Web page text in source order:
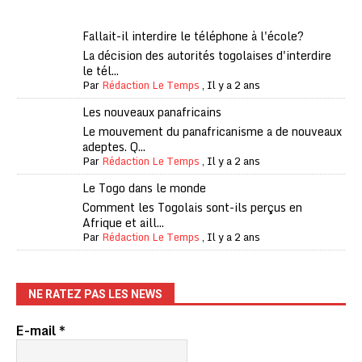
Fallait-il interdire le téléphone à l'école?
La décision des autorités togolaises d'interdire
le tél...
ParRédaction Le Temps, Il y a 2 ans
Les nouveaux panafricains
Le mouvement du panafricanisme a de nouveaux
adeptes. Q...
ParRédaction Le Temps, Il y a 2 ans
Le Togo dans le monde
Comment les Togolais sont-ils perçus en
Afrique et aill...
ParRédaction Le Temps, Il y a 2 ans
NE RATEZ PAS LES NEWS
E-mail*